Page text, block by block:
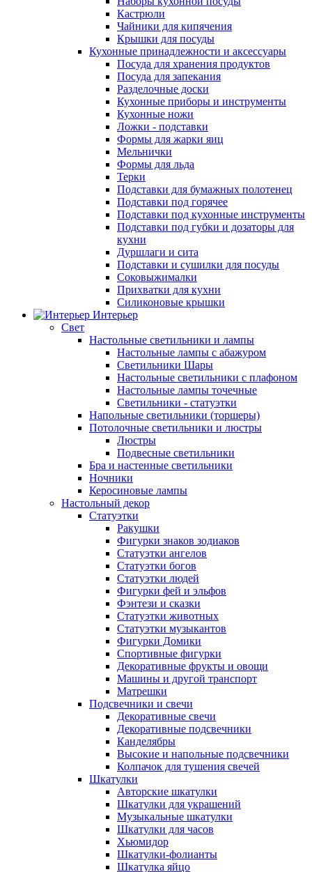
Кастрюли
Чайники для кипячения
Крышки для посуды
Кухонные принадлежности и аксессуары
Посуда для хранения продуктов
Посуда для запекания
Разделочные доски
Кухонные приборы и инструменты
Кухонные ножи
Ложки - подставки
Формы для жарки яиц
Мельнички
Формы для льда
Терки
Подставки для бумажных полотенец
Подставки под горячее
Подставки под кухонные инструменты
Подставки под губки и дозаторы для
кухни
Дуршлаги и сита
Подставки и сушилки для посуды
Соковыжималки
Прихватки для кухни
Силиконовые крышки
Интерьер
Свет
Настольные светильники и лампы
Настольные лампы с абажуром
Светильники Шары
Настольные светильники с плафоном
Настольные лампы точечные
Светильники - статуэтки
Напольные светильники (торшеры)
Потолочные светильники и люстры
Люстры
Подвесные светильники
Бра и настенные светильники
Ночники
Керосиновые лампы
Настольный декор
Статуэтки
Ракушки
Фигурки знаков зодиаков
Статуэтки ангелов
Статуэтки богов
Статуэтки людей
Фигурки фей и эльфов
Фэнтези и сказки
Статуэтки животных
Статуэтки музыкантов
Фигурки Домики
Спортивные фигурки
Декоративные фрукты и овощи
Машины и другой транспорт
Матрешки
Подсвечники и свечи
Декоративные свечи
Декоративные подсвечники
Канделябры
Высокие и напольные подсвечники
Колпачок для тушения свечей
Шкатулки
Авторские шкатулки
Шкатулки для украшений
Музыкальные шкатулки
Шкатулки для часов
Хьюмидор
Шкатулки-фолианты
Шкатулка яйцо